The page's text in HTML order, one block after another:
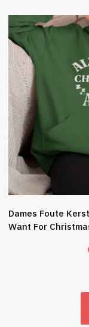
Dames Foute
Want For